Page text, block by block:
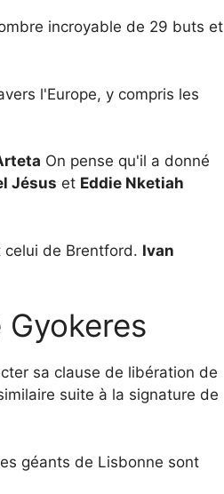
incroyable de 29 buts et
l'Europe, y compris les
On pense qu'il a donné
Jésus et Eddie Nketiah
de Brentford. Ivan
sa clause de libération de
suite à la signature de
géants de Lisbonne sont